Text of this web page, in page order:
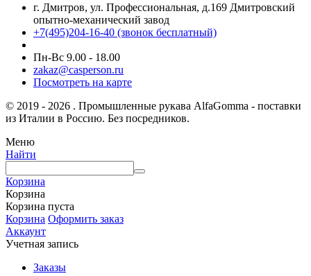
г. Дмитров, ул. Профессиональная, д.169 Дмитровский
опытно-механический завод
+7(495)204-16-40 (звонок бесплатный)
Пн-Вс 9.00 - 18.00
zakaz@casperson.ru
Посмотреть на карте
© 2019 - 2026 . Промышленные рукава AlfaGomma - поставки
из Италии в Россию. Без посредников.
Меню
Найти
Корзина
Корзина
Корзина пуста
Корзина Оформить заказ
Аккаунт
Учетная запись
Заказы